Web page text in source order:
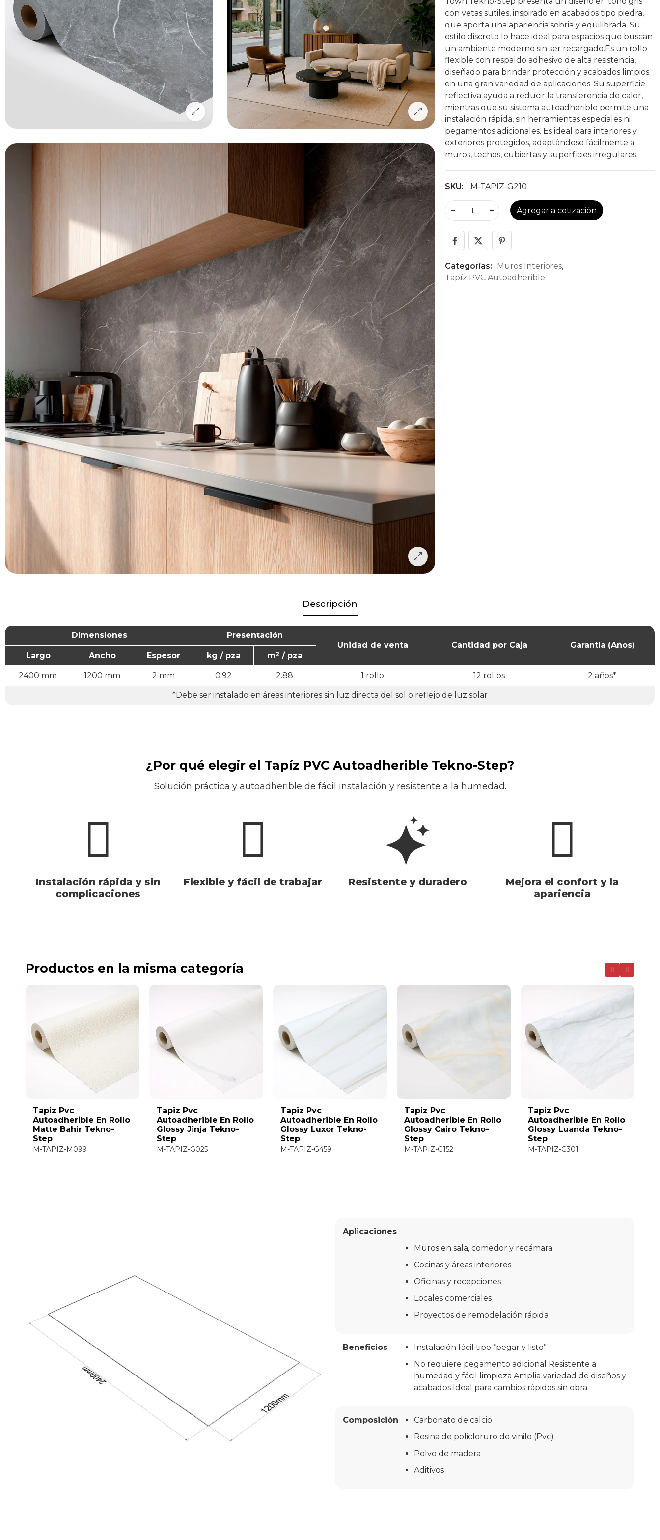
con vetas sutiles, inspirado en acabados tipo piedra,
que aporta una apariencia sobria y equilibrada. Su
estilo discreto lo hace ideal para espacios que buscan
un ambiente moderno sin ser recargado.Es un rollo
flexible con respaldo adhesivo de alta resistencia,
diseñado para brindar protección y acabados limpios
en una gran variedad de aplicaciones. Su superficie
reflectiva ayuda a reducir la transferencia de calor,
mientras que su sistema autoadherible permite una
instalación rápida, sin herramientas especiales ni
pegamentos adicionales. Es ideal para interiores y
exteriores protegidos, adaptándose fácilmente a
muros, techos, cubiertas y superficies irregulares.
SKU: M-TAPIZ-G210
− + Agregar a cotización
Categorías: Muros Interiores,
Tapíz PVC Autoadherible
Descripción
Dimensiones
Presentación
Unidad de venta
Cantidad por Caja
Garantía (Años)
Largo
Ancho Espesor kg / pza m2 / pza
2400 mm 1200 mm 2 mm 0.92 2.88 1 rollo 12 rollos 2 años*
*Debe ser instalado en áreas interiores sin luz directa del sol o reflejo de luz solar
¿Por qué elegir el Tapíz PVC Autoadherible Tekno-Step?
Solución práctica y autoadherible de fácil instalación y resistente a la humedad.
Instalación rápida y sin
complicaciones
Flexible y fácil de trabajar Resistente y duradero
Mejora el confort y la
apariencia
Productos en la misma categoría
Tapiz Pvc
Autoadherible En Rollo
Matte Bahir Tekno-
Step
M-TAPIZ-M099
Tapiz Pvc
Autoadherible En Rollo
Glossy Jinja Tekno-
Step
M-TAPIZ-G025
Tapiz Pvc
Autoadherible En Rollo
Glossy Luxor Tekno-
Step
M-TAPIZ-G459
Tapiz Pvc
Autoadherible En Rollo
Glossy Cairo Tekno-
Step
M-TAPIZ-G152
Tapiz Pvc
Autoadherible En Rollo
Glossy Luanda Tekno-
Step
M-TAPIZ-G301
Aplicaciones
Muros en sala, comedor y recámara
Cocinas y áreas interiores
Oficinas y recepciones
Locales comerciales
Proyectos de remodelación rápida
Beneficios
Instalación fácil tipo “pegar y listo”
No requiere pegamento adicional Resistente a
humedad y fácil limpieza Amplia variedad de diseños y
acabados Ideal para cambios rápidos sin obra
Composición
Carbonato de calcio
Resina de policloruro de vinilo (Pvc)
Polvo de madera
Aditivos